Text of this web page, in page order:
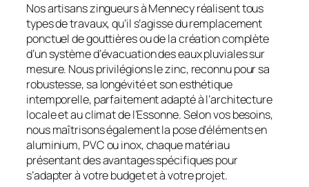
Nos artisans zingueurs à Mennecy réalisent tous
types de travaux, qu’il s’agisse du remplacement
ponctuel de gouttières ou de la création complète
d’un système d’évacuation des eaux pluviales sur
mesure. Nous privilégions le zinc, reconnu pour sa
robustesse, sa longévité et son esthétique
intemporelle, parfaitement adapté à l’architecture
locale et au climat de l’Essonne. Selon vos besoins,
nous maîtrisons également la pose d’éléments en
aluminium, PVC ou inox, chaque matériau
présentant des avantages spécifiques pour
s’adapter à votre budget et à votre projet.